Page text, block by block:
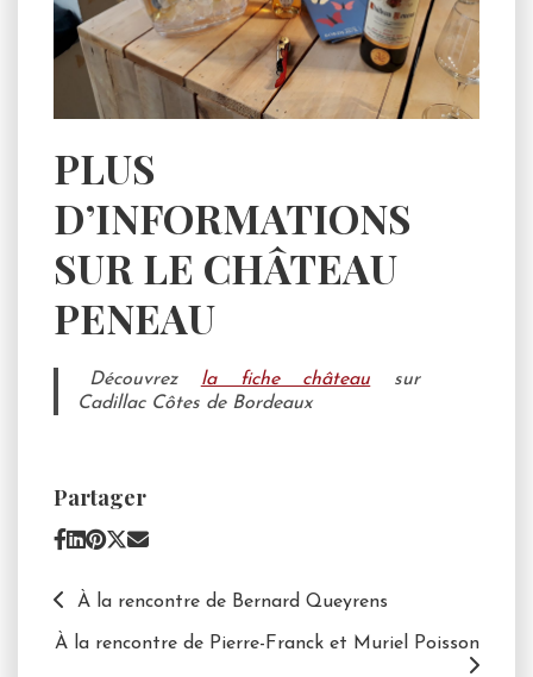
PLUS
D’INFORMATIONS
SUR LE CHÂTEAU
PENEAU
Découvrez la fiche château sur
Cadillac Côtes de Bordeaux
Partager
À la rencontre de Bernard Queyrens
À la rencontre de Pierre-Franck et Muriel Poisson